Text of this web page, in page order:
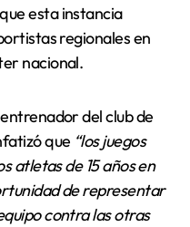
esta instancia
regionales en
nacional.
del club de
que “los juegos
atletas de 15 años en
de representar
contra las otras